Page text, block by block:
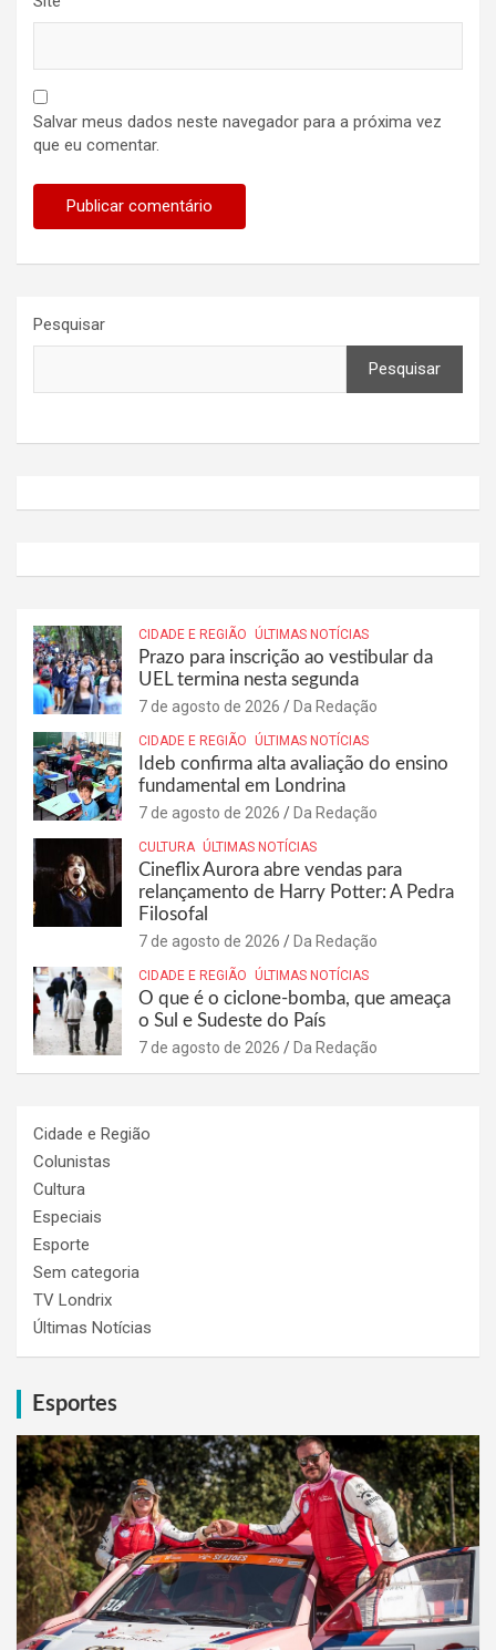
Salvar meus dados neste navegador para a próxima vez
que eu comentar.
Pesquisar
Pesquisar
CIDADE E REGIÃO ÚLTIMAS NOTÍCIAS
Prazo para inscrição ao vestibular da
UEL termina nesta segunda
7 de agosto de 2026 Da Redação
CIDADE E REGIÃO ÚLTIMAS NOTÍCIAS
Ideb confirma alta avaliação do ensino
fundamental em Londrina
7 de agosto de 2026 Da Redação
CULTURA ÚLTIMAS NOTÍCIAS
Cineflix Aurora abre vendas para
relançamento de Harry Potter: A Pedra
Filosofal
7 de agosto de 2026 Da Redação
CIDADE E REGIÃO ÚLTIMAS NOTÍCIAS
O que é o ciclone-bomba, que ameaça
o Sul e Sudeste do País
7 de agosto de 2026 Da Redação
Cidade e Região
Colunistas
Cultura
Especiais
Esporte
Sem categoria
TV Londrix
Últimas Notícias
Esportes